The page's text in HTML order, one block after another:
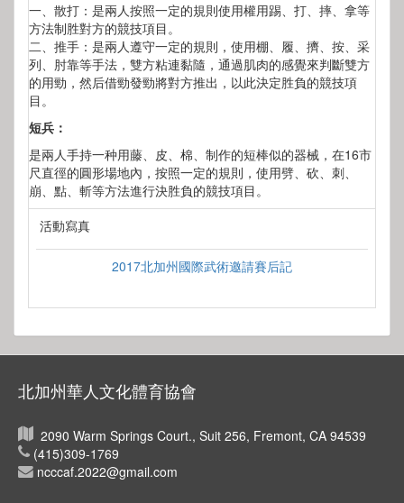
一、散打：是兩人按照一定的規則使用權用踢、打、摔、拿等
方法制胜對方的競技項目。
二、推手：是兩人遵守一定的規則，使用棚、履、擠、按、采
列、肘靠等手法，雙方粘連黏隨，通過肌肉的感覺來判斷雙方
的用勁，然后借勁發勁將對方推出，以此決定胜負的競技項
目。
短兵：
是兩人手持一种用藤、皮、棉、制作的短棒似的器械，在16市
尺直徑的圓形場地內，按照一定的規則，使用劈、砍、刺、
崩、點、斬等方法進行決胜負的競技項目。
活動寫真
2017北加州國際武術邀請賽后記
北加州華人文化體育協會
2090 Warm Springs Court., Suit 256, Fremont, CA 94539
(415)309-1769
ncccaf.2022@gmail.com